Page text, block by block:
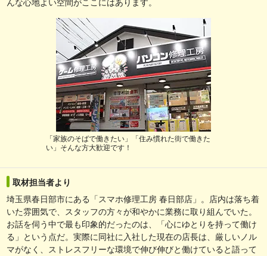
んな心地よい空間がここにはあります。
「家族のそばで働きたい」「住み慣れた街で働きた
い」そんな方大歓迎です！
取材担当者より
埼玉県春日部市にある「スマホ修理工房 春日部店」。店内は落ち着
いた雰囲気で、スタッフの方々が和やかに業務に取り組んでいた。
お話を伺う中で最も印象的だったのは、「心にゆとりを持って働け
る」という点だ。実際に同社に入社した現在の店長は、厳しいノル
マがなく、ストレスフリーな環境で伸び伸びと働けていると語って